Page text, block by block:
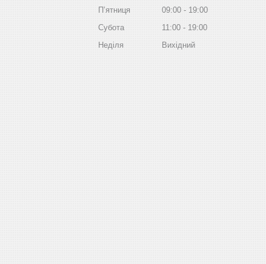
Пʼятниця
09:00
19:00
Субота
11:00
19:00
Неділя
Вихідний